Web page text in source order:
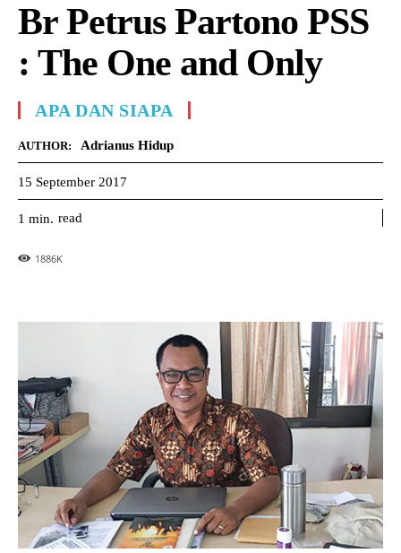
Br Petrus Partono PSS
: The One and Only
APA DAN SIAPA
AUTHOR: Adrianus Hidup
15 September 2017
1 min. read
1886K